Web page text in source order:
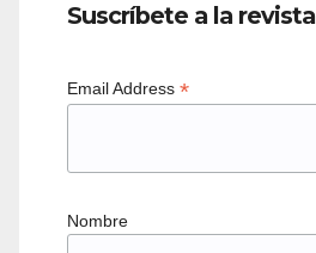
Suscríbete a la revista
Email Address *
Nombre